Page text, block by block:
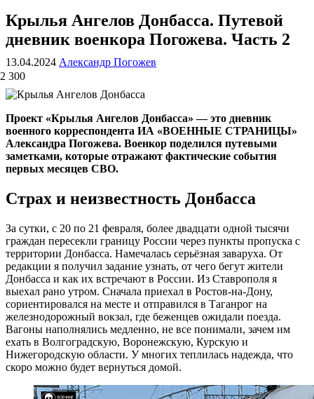
ВОЕННЫЕ СТРАНИЦЫ
СТАТЬИ ВОЕННОЙ ТЕМАТИКИ
Крылья Ангелов Донбасса. Путевой
дневник военкора Погожева. Часть 2
13.04.2024 Александр Погожев
2 300
Проект «Крылья Ангелов Донбасса» — это дневник
военного корреспондента ИА «ВОЕННЫЕ СТРАНИЦЫ»
Александра Погожева. Военкор поделился путевыми
заметками, которые отражают фактические события
первых месяцев СВО.
Страх и неизвестность Донбасса
За сутки, с 20 по 21 февраля, более двадцати одной тысячи
граждан пересекли границу России через пункты пропуска с
территории Донбасса. Намечалась серьёзная заваруха. От
редакции я получил задание узнать, от чего бегут жители
Донбасса и как их встречают в России. Из Ставрополя я
выехал рано утром. Сначала приехал в Ростов-на-Дону,
сориентировался на месте и отправился в Таганрог на
железнодорожный вокзал, где беженцев ожидали поезда.
Вагоны наполнялись медленно, не все понимали, зачем им
ехать в Волгоградскую, Воронежскую, Курскую и
Нижегородскую области. У многих теплилась надежда, что
скоро можно будет вернуться домой.